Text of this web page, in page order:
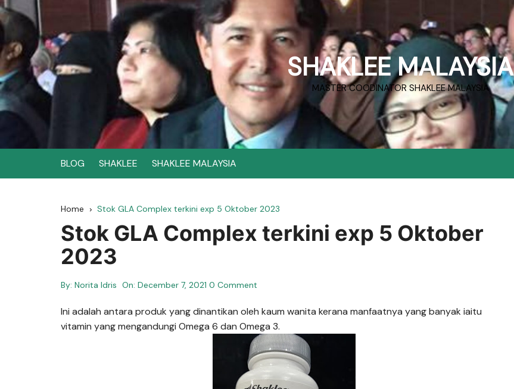
Skip
to
SHAKLEE MALAYSIA
MASTER COODINATOR SHAKLEE MALAYSIA
BLOG SHAKLEE SHAKLEE MALAYSIA
Home Stok GLA Complex terkini exp 5 Oktober 2023
Stok GLA Complex terkini exp 5 Oktober
2023
By: Norita Idris On: December 7, 2021 0 Comment
Ini adalah antara produk yang dinantikan oleh kaum wanita kerana manfaatnya yang banyak iaitu
vitamin yang mengandungi Omega 6 dan Omega 3.